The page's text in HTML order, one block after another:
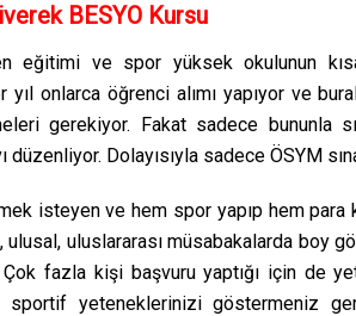
BESYO Kursu
eğitimi ve spor yüksek okulunun
yıl onlarca öğrenci alımı yapıyor ve
gerekiyor. Fakat sadece bununla
düzenliyor. Dolayısıyla sadece ÖSYM
isteyen ve hem spor yapıp hem para
ulusal, uluslararası müsabakalarda boy
fazla kişi başvuru yaptığı için de
sportif yeteneklerinizi göstermeniz